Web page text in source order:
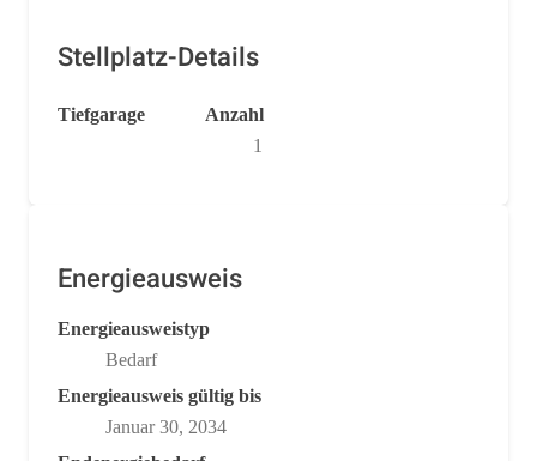
Stellplatz-Details
Tiefgarage
Anzahl
1
Energieausweis
Energieausweistyp
Bedarf
Energieausweis gültig bis
Januar 30, 2034